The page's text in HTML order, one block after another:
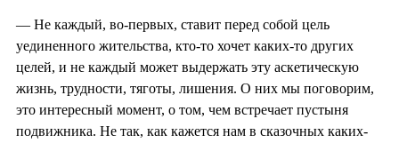
— Не каждый, во-первых, ставит перед собой цель
уединенного жительства, кто-то хочет каких-то других
целей, и не каждый может выдержать эту аскетическую
жизнь, трудности, тяготы, лишения. О них мы поговорим,
это интересный момент, о том, чем встречает пустыня
подвижника. Не так, как кажется нам в сказочных каких-